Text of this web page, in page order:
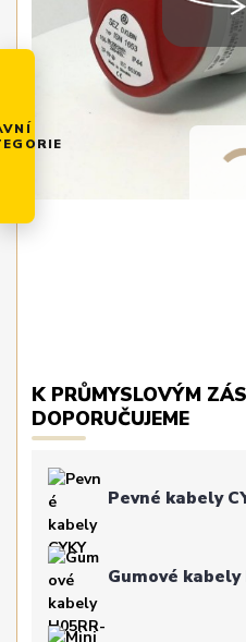
K PRŮMYSLOVÝM
DOPORUČUJEME
Pevné kabely
Gumové kabely